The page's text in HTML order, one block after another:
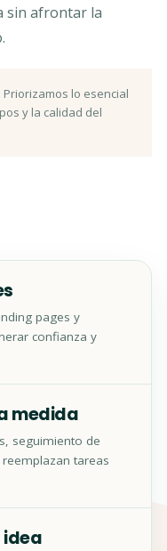
sin afrontar la
Priorizamos lo esencial
y la calidad del
pages y
confianza y
medida
seguimiento de
tareas
idea